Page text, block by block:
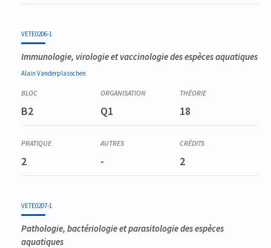
VETE0206-1
Immunologie, virologie et vaccinologie des espèces aquatiques
Alain Vanderplasschen
B2 Q1 18
2 - 2
VETE0207-1
Pathologie, bactériologie et parasitologie des espèces
aquatiques